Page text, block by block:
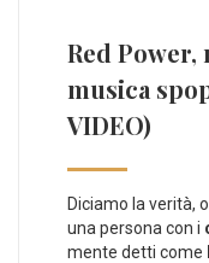
Red
musica
VIDEO)
Diciamo la verità,
una persona con i
mente detti come